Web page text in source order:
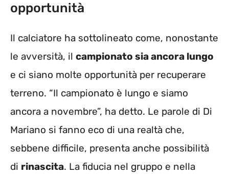
opportunità
Il calciatore ha sottolineato come, nonostante
le avversità, il campionato sia ancora lungo
e ci siano molte opportunità per recuperare
terreno. “Il campionato è lungo e siamo
ancora a novembre”, ha detto. Le parole di Di
Mariano si fanno eco di una realtà che,
sebbene difficile, presenta anche possibilità
di rinascita. La fiducia nel gruppo e nella